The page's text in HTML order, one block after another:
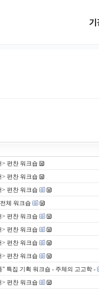
편찬 워크숍
편찬 워크숍
편찬 워크숍
체 워크숍
편찬 워크숍
편찬 워크숍
편찬 워크숍
편찬 워크숍
특집 기획 워크숍 - 주체의 고고학 -
편찬 워크숍